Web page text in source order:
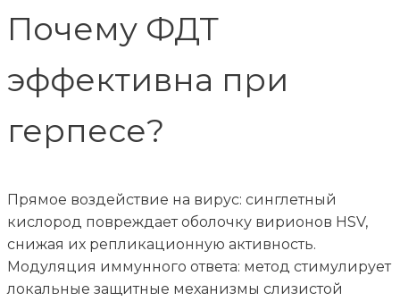
Почему ФДТ
эффективна при
герпесе?
Прямое воздействие на вирус: синглетный
кислород повреждает оболочку вирионов HSV,
снижая их репликационную активность.
Модуляция иммунного ответа: метод стимулирует
локальные защитные механизмы слизистой